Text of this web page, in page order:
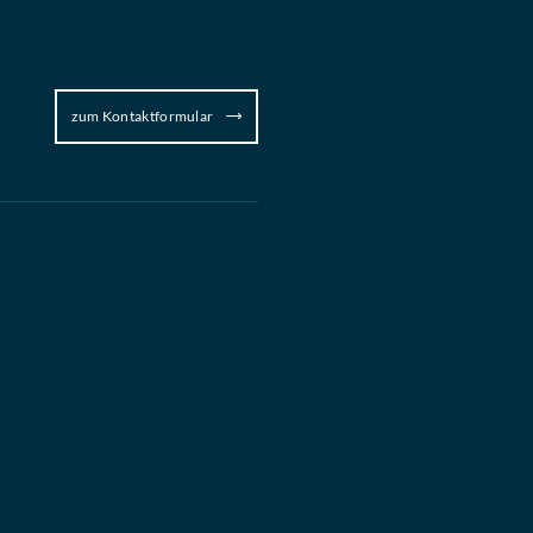
zum Kontaktformular